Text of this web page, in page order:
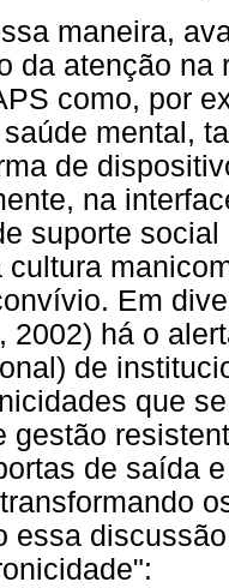
maneira,
da atenção
como, por
mental,
de
na
suporte
cultura
Em
, 2002) há o
de
que
gestão
de saída
essa